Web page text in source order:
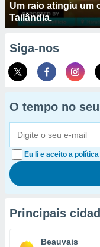
Um raio atingiu um
Tailândia.
Siga-nos
O tempo no seu
Eu li e aceito a
Principais
Beauvais